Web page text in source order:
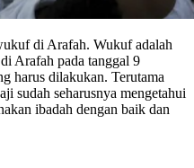
di Arafah. Wukuf adalah
Arafah pada tanggal 9
harus dilakukan. Terutama
sudah seharusnya mengetahui
ibadah dengan baik dan